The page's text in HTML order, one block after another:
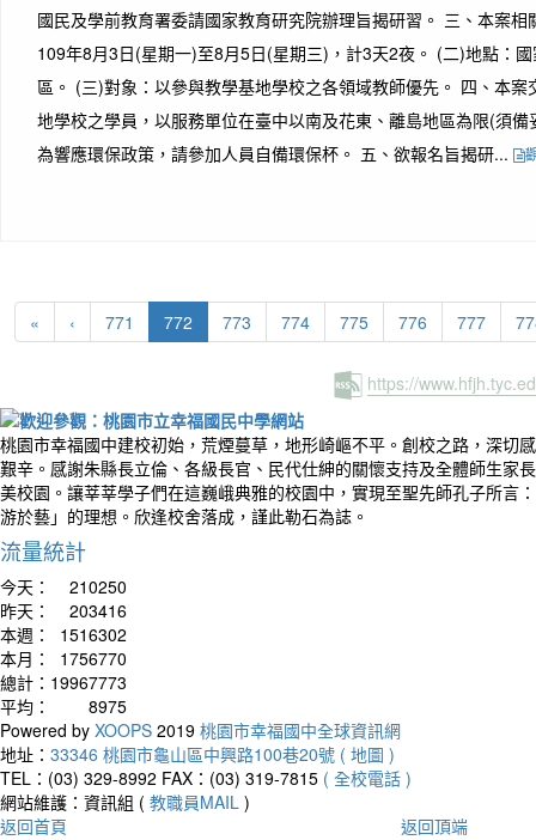
國民及學前教育署委請國家教育研究院辦理旨揭研習。 三、本案
109年8月3日(星期一)至8月5日(星期三)，計3天2夜。 (二)地點：
區。 (三)對象：以參與教學基地學校之各領域教師優先。 四、本案
地學校之學員，以服務單位在臺中以南及花東、離島地區為限(須
為響應環保政策，請參加人員自備環保杯。 五、欲報名旨揭研...
« ‹ 771 772(current)
773 774 775 776 777
https://
桃園市幸福國中建校初始，荒煙蔓草，地形崎嶇不平。創校之路，深切
艱辛。感謝朱縣長立倫、各級長官、民代仕紳的關懷支持及全體師生家
美校園。讓莘莘學子們在這巍峨典雅的校園中，實現至聖先師孔子所言
游於藝」的理想。欣逢校舍落成，謹此勒石為誌。
流量統計
今天：
210250
昨天：
203416
本週：
1516302
本月：
1756770
總計： 19967773
平均：
8975
Powered by XOOPS 2019 桃園市幸福國中全球資訊網
地址： 33346 桃園市龜山區中興路100巷20號 ( 地圖 )
TEL：(03) 329-8992 FAX：(03) 319-7815 ( 全校電話 )
網站維護：資訊組 ( 教職員MAIL )
返回首頁
返回頂端